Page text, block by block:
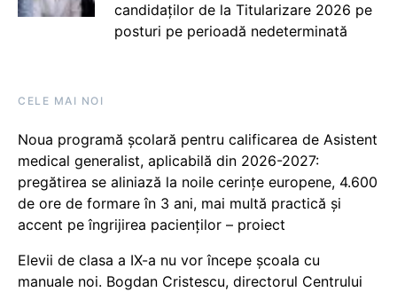
candidaților de la Titularizare 2026 pe
posturi pe perioadă nedeterminată
CELE MAI NOI
Noua programă școlară pentru calificarea de Asistent
medical generalist, aplicabilă din 2026-2027:
pregătirea se aliniază la noile cerințe europene, 4.600
de ore de formare în 3 ani, mai multă practică și
accent pe îngrijirea pacienților – proiect
Elevii de clasa a IX-a nu vor începe școala cu
manuale noi. Bogdan Cristescu, directorul Centrului